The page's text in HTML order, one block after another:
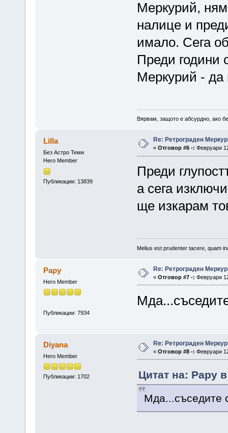
Меркурий,
налице и
имало. Сега
Преди години
Меркурий -
Вярвам, защото е абсурдно, ако
Lilla
Без Астро Теми
Hero Member
Публикации: 13839
Re: Ретрограден
« Отговор #6 -: Февруари
Преди
а сега
ще изкарам
Melius est prudenter tacere, quam
Papy
Hero Member
Публикации: 7934
Re: Ретрограден
« Отговор #7 -: Февруари
Diyana
Hero Member
Публикации: 1702
Re: Ретрограден
« Отговор #8 -: Февруари
Цитат на: Papy
Мда...съседите